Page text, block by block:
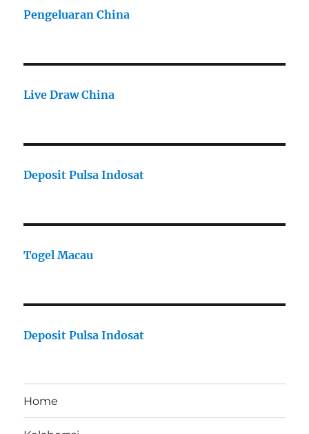
Pengeluaran China
Live Draw China
Deposit Pulsa Indosat
Togel Macau
Deposit Pulsa Indosat
Home